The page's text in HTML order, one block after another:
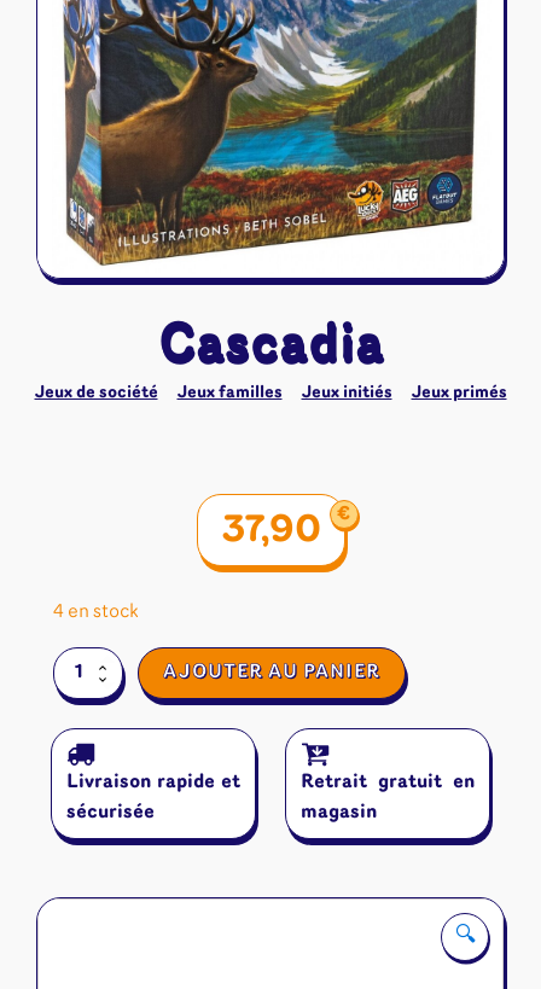
Naruto Mythos
Autres
Tapis de jeu
🔍
Cascadia
Jeux de société Jeux familles Jeux initiés Jeux primés
37,90 €
4 en stock
quantité
de
AJOUTER AU PANIER
Livraison rapide et
sécurisée
Retrait gratuit en
magasin